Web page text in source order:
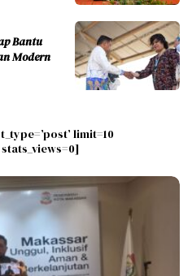
Bantu
Modern
limit=10
stats_views=0]